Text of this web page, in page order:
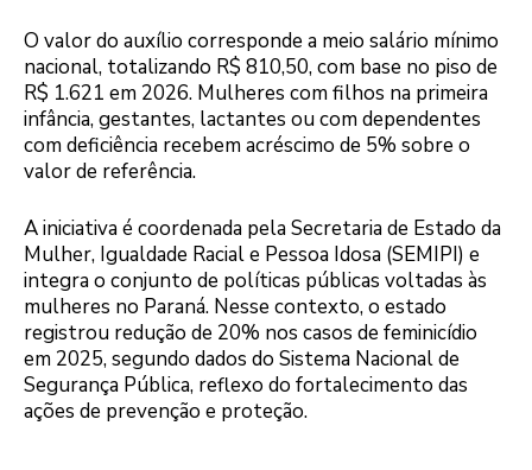
O valor do auxílio corresponde a meio salário mínimo
nacional, totalizando R$ 810,50, com base no piso de
R$ 1.621 em 2026. Mulheres com filhos na primeira
infância, gestantes, lactantes ou com dependentes
com deficiência recebem acréscimo de 5% sobre o
valor de referência.
A iniciativa é coordenada pela Secretaria de Estado da
Mulher, Igualdade Racial e Pessoa Idosa (SEMIPI) e
integra o conjunto de políticas públicas voltadas às
mulheres no Paraná. Nesse contexto, o estado
registrou redução de 20% nos casos de feminicídio
em 2025, segundo dados do Sistema Nacional de
Segurança Pública, reflexo do fortalecimento das
ações de prevenção e proteção.